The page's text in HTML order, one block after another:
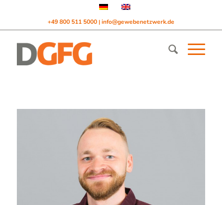
+49 800 511 5000 | info@gewebenetzwerk.de